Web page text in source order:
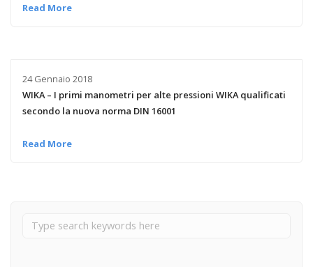
Read More
24 Gennaio 2018
WIKA – I primi manometri per alte pressioni WIKA qualificati
secondo la nuova norma DIN 16001
Read More